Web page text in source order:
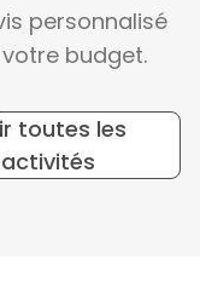
personnalisé
budget.
toutes les
activités